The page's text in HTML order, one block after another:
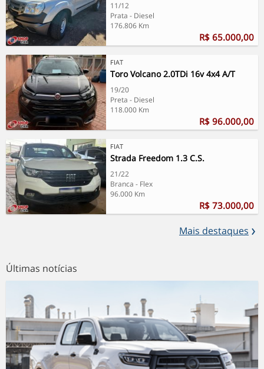
11/12
Prata - Diesel
176.806 Km
R$ 65.000,00
FIAT
Toro Volcano 2.0TDi 16v 4x4 A/T
19/20
Preta - Diesel
118.000 Km
R$ 96.000,00
FIAT
Strada Freedom 1.3 C.S.
21/22
Branca - Flex
96.000 Km
R$ 73.000,00
Mais destaques
Últimas notícias